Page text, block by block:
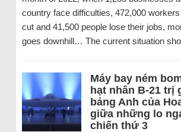
country face difficulties, 472,000
cut and 41,500 people lose their jobs,
goes downhill… The current situation
Máy bay ném
hạt nhân B-21 trị
bảng Anh của
giữa những lo
chiến thứ 3